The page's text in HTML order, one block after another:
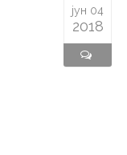
јун 04
2018